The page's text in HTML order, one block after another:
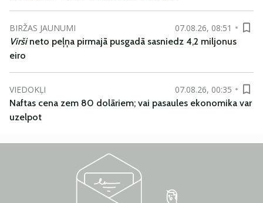
BIRŽAS JAUNUMI
07.08.26, 08:51
Viršineto peļņa pirmajā pusgadā sasniedz 4,2 miljonus
eiro
VIEDOKĻI
07.08.26, 00:35
Naftas cena zem 80 dolāriem; vai pasaules ekonomika var
uzelpot